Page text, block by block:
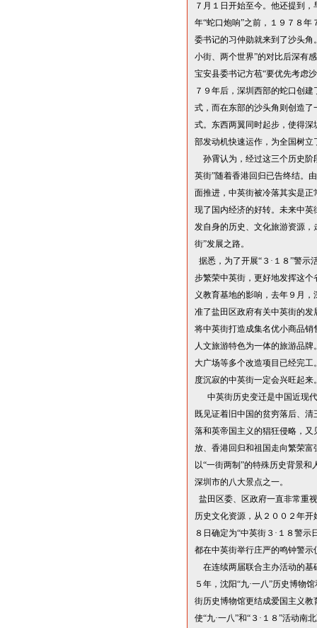
７月１日开始至今。他还提到，
年“蛇口炮响”之前，１９７８年
委书记的习仲勋就来到了沙头角
小街、两个世界”的对比后深有
宝安县委书记方苞“要优先考虑
７９年后，深圳西部的蛇口创建
式，而在东部的沙头角则创造了
式。东西两翼同时起步，使得深
部发动机快速运作，为全国树立
孙霄认为，经过这三个历史阶
英街”随着香港回归已告终结。
面推进，中英街被冷落其实是正
现了国内经济的好转。未来中英
发自身的历史、文化旅游资源，
街”发展之路。
据悉，为了开展“ ３ · １ ８”警示
步繁荣中英街，更好地发挥这个
义教育基地的影响，去年９月，
准了盐田区政府有关中英街的发
将中英街打造成集名优小商品销
人文旅游特色为一体的旅游品牌
大广场等多个改造项目已经完工
度沉寂的中英街一定会兴旺起来
中英街历史变迁是中国近现
既见证着旧中国的贫穷落后、清
落和英帝国主义的猖狂侵略，又
放、香港回归和祖国走向繁荣富
以“一街两制 ”的特殊历史背景和
深圳市的八大景点之一。
盐田区委、区政府一直非常重
历史文化资源，从２００２年开
８日确定为“中英街３ · １８警示
都在中英街举行庄严的鸣钟警示
在连续两届联合主办活动的基
５年，沈阳“九·一八”历史博物
街历史博物馆更结成爱国主义教
使“九·一八”和“ ３ · １ ８”活动南